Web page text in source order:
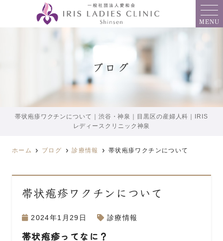
MENU
ブログ
帯状疱疹ワクチンについて｜渋谷・神泉｜目黒区の産婦人科｜IRIS
レディースクリニック神泉
ホーム ブログ 診療情報 帯状疱疹ワクチンについて
帯状疱疹ワクチンについて
2024年1月29日 診療情報
帯状疱疹ってなに？